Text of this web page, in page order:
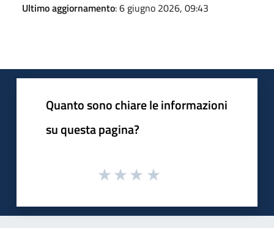
Ultimo aggiornamento: 6 giugno 2026, 09:43
Quanto sono chiare le informazioni
su questa pagina?